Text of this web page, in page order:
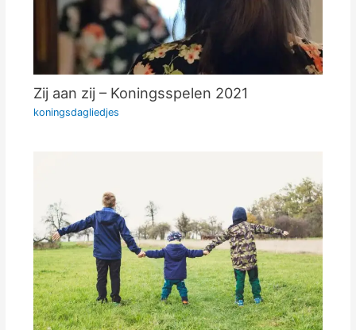
Zij aan zij – Koningsspelen 2021
koningsdagliedjes